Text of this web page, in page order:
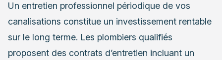
Un entretien professionnel périodique de vos
canalisations constitue un investissement rentable
sur le long terme. Les plombiers qualifiés
proposent des contrats d’entretien incluant un